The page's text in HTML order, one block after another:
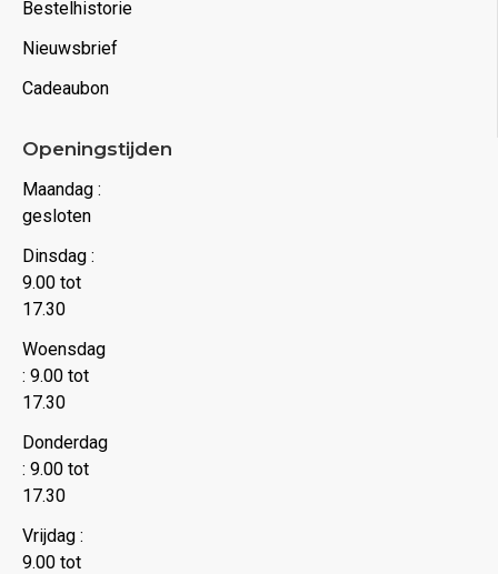
Bestelhistorie
Nieuwsbrief
Cadeaubon
Openingstijden
Maandag :
gesloten
Dinsdag :
9.00 tot
17.30
Woensdag
: 9.00 tot
17.30
Donderdag
: 9.00 tot
17.30
Vrijdag :
9.00 tot